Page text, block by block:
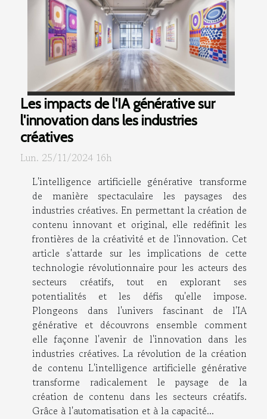
Les impacts de l'IA générative sur
l'innovation dans les industries
créatives
Lun. 25/11/2024 16h
L'intelligence artificielle générative transforme
de manière spectaculaire les paysages des
industries créatives. En permettant la création de
contenu innovant et original, elle redéfinit les
frontières de la créativité et de l'innovation. Cet
article s'attarde sur les implications de cette
technologie révolutionnaire pour les acteurs des
secteurs créatifs, tout en explorant ses
potentialités et les défis qu'elle impose.
Plongeons dans l'univers fascinant de l'IA
générative et découvrons ensemble comment
elle façonne l'avenir de l'innovation dans les
industries créatives. La révolution de la création
de contenu L'intelligence artificielle générative
transforme radicalement le paysage de la
création de contenu dans les secteurs créatifs.
Grâce à l'automatisation et à la capacité...